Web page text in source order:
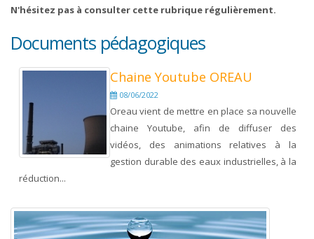
N'hésitez pas à consulter cette rubrique régulièrement.
Documents pédagogiques
Chaine Youtube OREAU
08/06/2022
Oreau vient de mettre en place sa nouvelle
chaine Youtube, afin de diffuser des
vidéos, des animations relatives à la
gestion durable des eaux industrielles, à la
réduction...